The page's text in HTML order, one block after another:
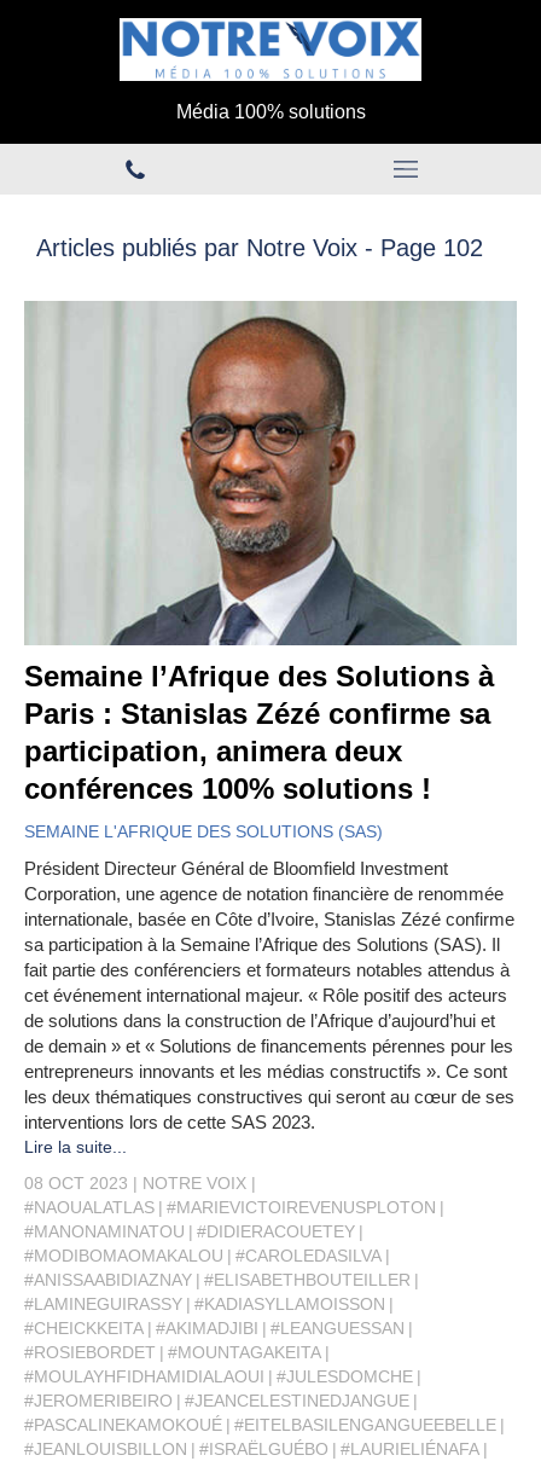
Média 100% solutions
Articles publiés par Notre Voix - Page 102
Semaine l’Afrique des Solutions à
Paris : Stanislas Zézé confirme sa
participation, animera deux
conférences 100% solutions !
SEMAINE L'AFRIQUE DES SOLUTIONS (SAS)
Président Directeur Général de Bloomfield Investment
Corporation, une agence de notation financière de renommée
internationale, basée en Côte d’Ivoire, Stanislas Zézé confirme
sa participation à la Semaine l’Afrique des Solutions (SAS). Il
fait partie des conférenciers et formateurs notables attendus à
cet événement international majeur. « Rôle positif des acteurs
de solutions dans la construction de l’Afrique d’aujourd’hui et
de demain » et « Solutions de financements pérennes pour les
entrepreneurs innovants et les médias constructifs ». Ce sont
les deux thématiques constructives qui seront au cœur de ses
interventions lors de cette SAS 2023.
Lire la suite...
08 OCT 2023
NOTRE VOIX
#NAOUALATLAS
#MARIEVICTOIREVENUSPLOTON
#MANONAMINATOU
#DIDIERACOUETEY
#MODIBOMAOMAKALOU
#CAROLEDASILVA
#ANISSAABIDIAZNAY
#ELISABETHBOUTEILLER
#LAMINEGUIRASSY
#KADIASYLLAMOISSON
#CHEICKKEITA
#AKIMADJIBI
#LEANGUESSAN
#ROSIEBORDET
#MOUNTAGAKEITA
#MOULAYHFIDHAMIDIALAOUI
#JULESDOMCHE
#JEROMERIBEIRO
#JEANCELESTINEDJANGUE
#PASCALINEKAMOKOUÉ
#EITELBASILENGANGUEEBELLE
#JEANLOUISBILLON
#ISRAËLGUÉBO
#LAURIELIÉNAFA